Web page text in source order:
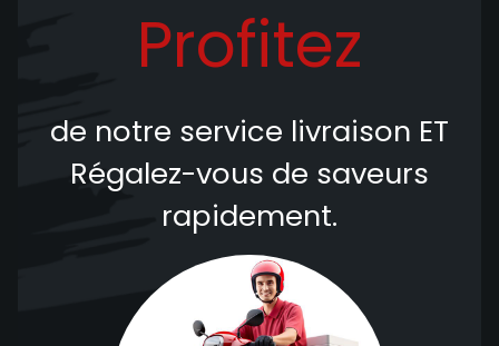
Profitez
de notre service livraison ET
Régalez-vous de saveurs
rapidement.